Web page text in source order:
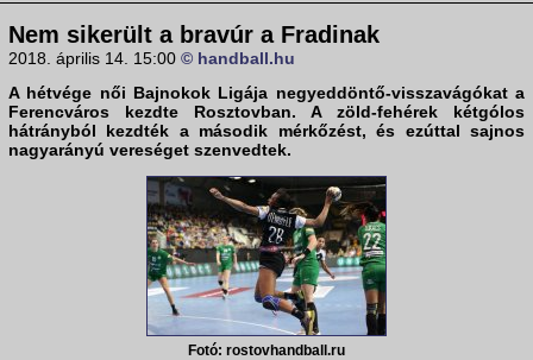
Nem sikerült a bravúr a Fradinak
2018. április 14. 15:00 © handball.hu
A hétvége női Bajnokok Ligája negyeddöntő-visszavágókat a
Ferencváros kezdte Rosztovban. A zöld-fehérek kétgólos
hátrányból kezdték a második mérkőzést, és ezúttal sajnos
nagyarányú vereséget szenvedtek.
Fotó: rostovhandball.ru